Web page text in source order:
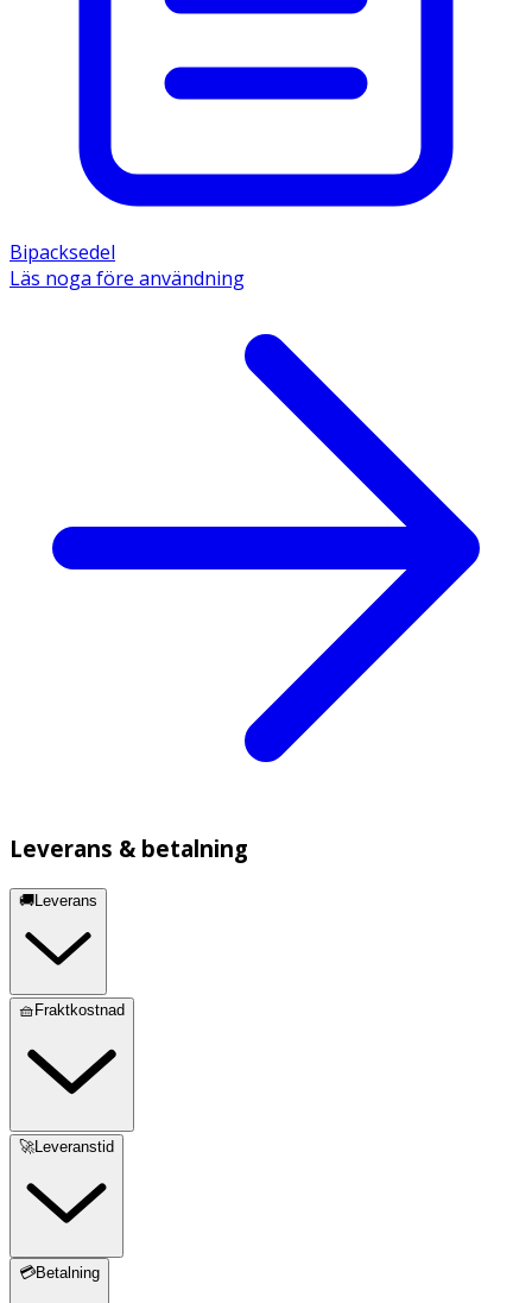
Bipacksedel
Läs noga före användning
Leverans & betalning
🚚Leverans
🧺Fraktkostnad
🚀Leveranstid
💳Betalning